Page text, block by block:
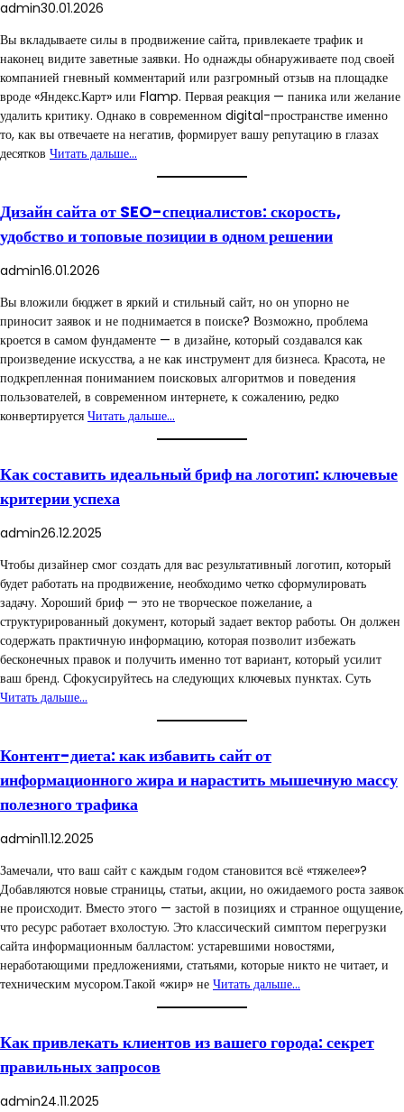
admin30.01.2026
Вы вкладываете силы в продвижение сайта, привлекаете трафик и
наконец видите заветные заявки. Но однажды обнаруживаете под своей
компанией гневный комментарий или разгромный отзыв на площадке
вроде «Яндекс.Карт» или Flamp. Первая реакция — паника или желание
удалить критику. Однако в современном digital-пространстве именно
то, как вы отвечаете на негатив, формирует вашу репутацию в глазах
десятков Читать дальше…
Дизайн сайта от SEO-специалистов: скорость,
удобство и топовые позиции в одном решении
admin16.01.2026
Вы вложили бюджет в яркий и стильный сайт, но он упорно не
приносит заявок и не поднимается в поиске? Возможно, проблема
кроется в самом фундаменте — в дизайне, который создавался как
произведение искусства, а не как инструмент для бизнеса. Красота, не
подкрепленная пониманием поисковых алгоритмов и поведения
пользователей, в современном интернете, к сожалению, редко
конвертируется Читать дальше…
Как составить идеальный бриф на логотип: ключевые
критерии успеха
admin26.12.2025
Чтобы дизайнер смог создать для вас результативный логотип, который
будет работать на продвижение, необходимо четко сформулировать
задачу. Хороший бриф — это не творческое пожелание, а
структурированный документ, который задает вектор работы. Он должен
содержать практичную информацию, которая позволит избежать
бесконечных правок и получить именно тот вариант, который усилит
ваш бренд. Сфокусируйтесь на следующих ключевых пунктах. Суть
Читать дальше…
Контент-диета: как избавить сайт от
информационного жира и нарастить мышечную массу
полезного трафика
admin11.12.2025
Замечали, что ваш сайт с каждым годом становится всё «тяжелее»?
Добавляются новые страницы, статьи, акции, но ожидаемого роста заявок
не происходит. Вместо этого — застой в позициях и странное ощущение,
что ресурс работает вхолостую. Это классический симптом перегрузки
сайта информационным балластом: устаревшими новостями,
неработающими предложениями, статьями, которые никто не читает, и
техническим мусором.Такой «жир» не Читать дальше…
Как привлекать клиентов из вашего города: секрет
правильных запросов
admin24.11.2025